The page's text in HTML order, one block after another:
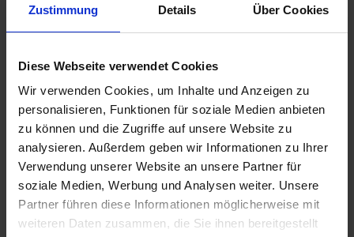
Zustimmung Details Über Cookies
Diese Webseite verwendet Cookies
Wir verwenden Cookies, um Inhalte und Anzeigen zu
personalisieren, Funktionen für soziale Medien anbieten
zu können und die Zugriffe auf unsere Website zu
analysieren. Außerdem geben wir Informationen zu Ihrer
Verwendung unserer Website an unsere Partner für
soziale Medien, Werbung und Analysen weiter. Unsere
Partner führen diese Informationen möglicherweise mit
weiteren Daten zusammen, die Sie ihnen bereitgestellt
Substral Herbst-Rasendünger
Artikel-Nr.: 7000790-06-cfg
Ähnliche Produkte